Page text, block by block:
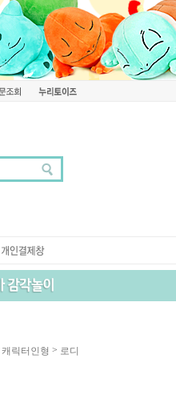
캐릭터인형 > 로디